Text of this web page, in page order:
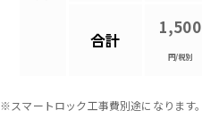
合計
1,500
円/税別
※スマートロック工事費別途になります。